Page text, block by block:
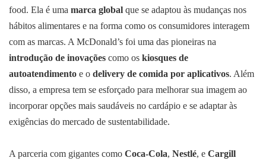
food. Ela é uma marca global que se adaptou às mudanças nos
hábitos alimentares e na forma como os consumidores interagem
com as marcas. A McDonald’s foi uma das pioneiras na
introdução de inovações como os kiosques de
autoatendimento e o delivery de comida por aplicativos. Além
disso, a empresa tem se esforçado para melhorar sua imagem ao
incorporar opções mais saudáveis no cardápio e se adaptar às
exigências do mercado de sustentabilidade.
A parceria com gigantes como Coca-Cola, Nestlé, e Cargill